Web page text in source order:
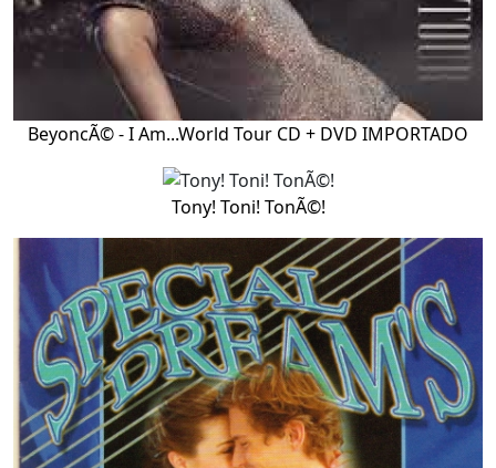
BeyoncÃ© - I Am...World Tour CD + DVD IMPORTADO
Tony! Toni! TonÃ©!